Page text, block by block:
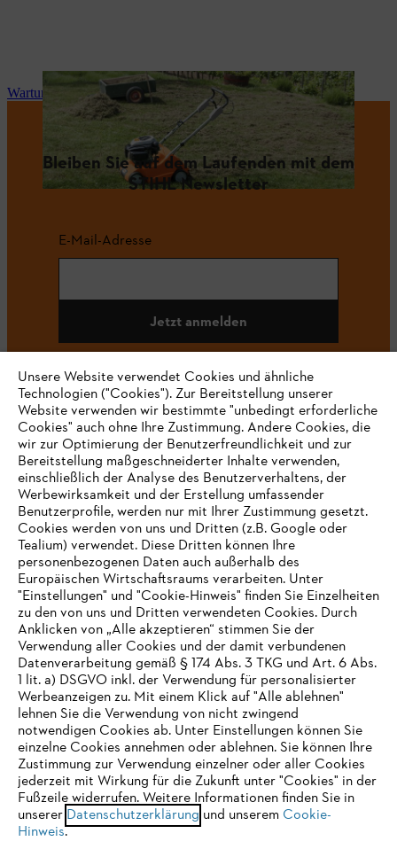
Wartung und Reparatur
Bleiben Sie auf dem Laufenden mit dem
STIHL Newsletter
E-Mail-Adresse
Jetzt anmelden
#STIHL
Unternehmen
Häufig gestellte Fragen
Service
Datenschutzrichtlinien Impressum Cookies
IHR BROWSER WIRD NICHT
UNTERSTÜTZT
Sie nutzen einen Browser, den wir noch nicht unterstützen. Für
eine optimale Nutzung unserer Seite empfehlen wir Ihnen, zu
einem der folgenden Browser zu wechseln:
Unsere Website verwendet Cookies und ähnliche
Technologien ("Cookies"). Zur Bereitstellung unserer
Website verwenden wir bestimmte "unbedingt erforderliche
Cookies" auch ohne Ihre Zustimmung. Andere Cookies, die
wir zur Optimierung der Benutzerfreundlichkeit und zur
Bereitstellung maßgeschneiderter Inhalte verwenden,
einschließlich der Analyse des Benutzerverhaltens, der
Werbewirksamkeit und der Erstellung umfassender
Benutzerprofile, werden nur mit Ihrer Zustimmung gesetzt.
Cookies werden von uns und Dritten (z.B. Google oder
Tealium) verwendet. Diese Dritten können Ihre
personenbezogenen Daten auch außerhalb des
Europäischen Wirtschaftsraums verarbeiten. Unter
"Einstellungen" und "Cookie-Hinweis" finden Sie Einzelheiten
zu den von uns und Dritten verwendeten Cookies. Durch
Anklicken von „Alle akzeptieren“ stimmen Sie der
Verwendung aller Cookies und der damit verbundenen
Datenverarbeitung gemäß § 174 Abs. 3 TKG und Art. 6 Abs.
1 lit. a) DSGVO inkl. der Verwendung für personalisierter
Werbeanzeigen zu. Mit einem Klick auf "Alle ablehnen"
lehnen Sie die Verwendung von nicht zwingend
notwendigen Cookies ab. Unter Einstellungen können Sie
einzelne Cookies annehmen oder ablehnen. Sie können Ihre
Zustimmung zur Verwendung einzelner oder aller Cookies
jederzeit mit Wirkung für die Zukunft unter "Cookies" in der
Fußzeile widerrufen. Weitere Informationen finden Sie in
unserer Datenschutzerklärung und unserem Cookie-
Hinweis.